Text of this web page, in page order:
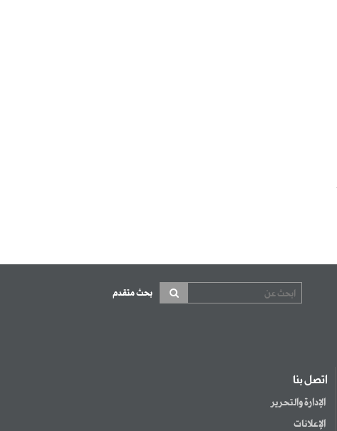
بحث متقدم
اتصل بنا
الإدارة والتحرير
الإعلانات